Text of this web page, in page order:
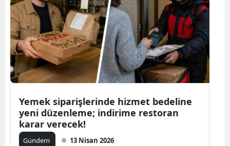
Yemek siparişlerinde hizmet bedeline
yeni düzenleme; indirime restoran
karar verecek!
Gündem 13 Nisan 2026